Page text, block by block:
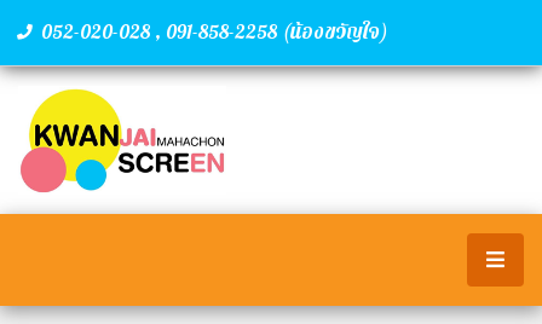
052-020-028 , 091-858-2258 (น้องขวัญใจ)